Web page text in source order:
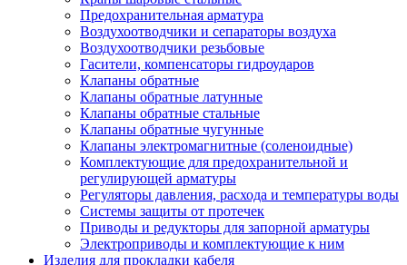
Предохранительная арматура
Воздухоотводчики и сепараторы воздуха
Воздухоотводчики резьбовые
Гасители, компенсаторы гидроударов
Клапаны обратные
Клапаны обратные латунные
Клапаны обратные стальные
Клапаны обратные чугунные
Клапаны электромагнитные (соленоидные)
Комплектующие для предохранительной и
регулирующей арматуры
Регуляторы давления, расхода и температуры воды
Системы защиты от протечек
Приводы и редукторы для запорной арматуры
Электроприводы и комплектующие к ним
Изделия для прокладки кабеля